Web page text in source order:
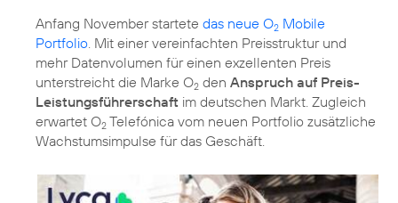
Anfang November startete das neue O2 Mobile
Portfolio. Mit einer vereinfachten Preisstruktur und
mehr Datenvolumen für einen exzellenten Preis
unterstreicht die Marke O2 den Anspruch auf Preis-
Leistungsführerschaft im deutschen Markt. Zugleich
erwartet O2 Telefónica vom neuen Portfolio zusätzliche
Wachstumsimpulse für das Geschäft.